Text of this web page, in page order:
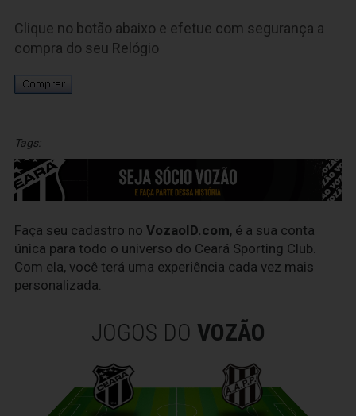
Clique no botão abaixo e efetue com segurança a
compra do seu Relógio
Tags:
Faça seu cadastro no VozaoID.com, é a sua conta
única para todo o universo do Ceará Sporting Club.
Com ela, você terá uma experiência cada vez mais
personalizada.
JOGOS DO VOZÃO